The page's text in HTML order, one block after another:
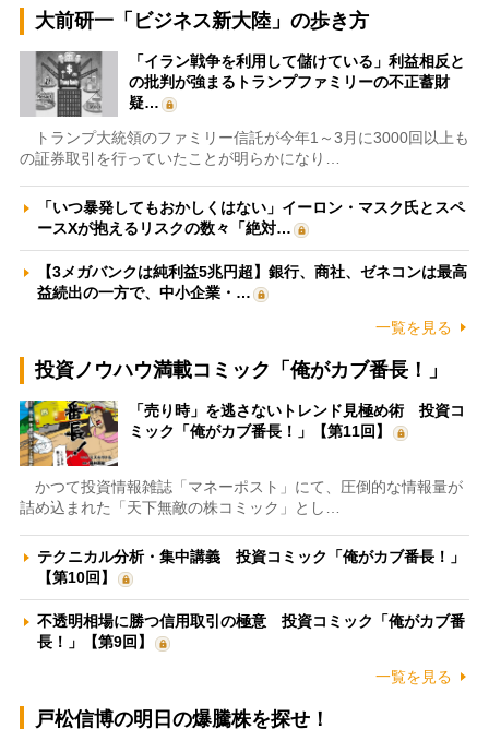
大前研一「ビジネス新大陸」の歩き方
「イラン戦争を利用して儲けている」利益相反と
の批判が強まるトランプファミリーの不正蓄財
疑…
トランプ大統領のファミリー信託が今年1～3月に3000回以上も
の証券取引を行っていたことが明らかになり…
「いつ暴発してもおかしくはない」イーロン・マスク氏とスペ
ースXが抱えるリスクの数々「絶対…
【3メガバンクは純利益5兆円超】銀行、商社、ゼネコンは最高
益続出の一方で、中小企業・…
一覧を見る
投資ノウハウ満載コミック「俺がカブ番長！」
「売り時」を逃さないトレンド見極め術 投資コ
ミック「俺がカブ番長！」【第11回】
かつて投資情報雑誌「マネーポスト」にて、圧倒的な情報量が
詰め込まれた「天下無敵の株コミック」とし…
テクニカル分析・集中講義 投資コミック「俺がカブ番長！」
【第10回】
不透明相場に勝つ信用取引の極意 投資コミック「俺がカブ番
長！」【第9回】
一覧を見る
戸松信博の明日の爆騰株を探せ！